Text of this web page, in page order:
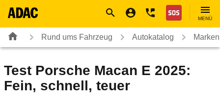
Nothilfe
MENÜ
Rund ums Fahrzeug Autokatalog
Test Porsche Macan E 2025:
Fein, schnell, teuer